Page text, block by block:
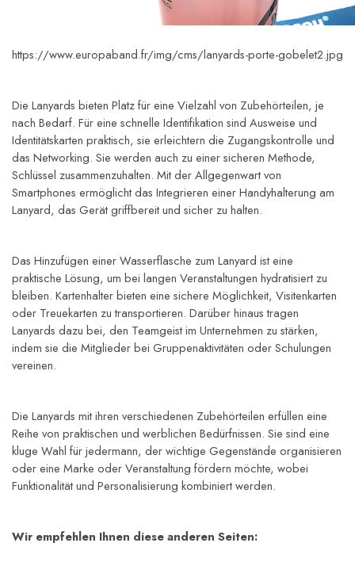
https://www.europaband.fr/img/cms/lanyards-porte-gobelet2.jpg
Die Lanyards bieten Platz für eine Vielzahl von Zubehörteilen, je
nach Bedarf. Für eine schnelle Identifikation sind Ausweise und
Identitätskarten praktisch, sie erleichtern die Zugangskontrolle und
das Networking. Sie werden auch zu einer sicheren Methode,
Schlüssel zusammenzuhalten. Mit der Allgegenwart von
Smartphones ermöglicht das Integrieren einer Handyhalterung am
Lanyard, das Gerät griffbereit und sicher zu halten.
Das Hinzufügen einer Wasserflasche zum Lanyard ist eine
praktische Lösung, um bei langen Veranstaltungen hydratisiert zu
bleiben. Kartenhalter bieten eine sichere Möglichkeit, Visitenkarten
oder Treuekarten zu transportieren. Darüber hinaus tragen
Lanyards dazu bei, den Teamgeist im Unternehmen zu stärken,
indem sie die Mitglieder bei Gruppenaktivitäten oder Schulungen
vereinen.
Die Lanyards mit ihren verschiedenen Zubehörteilen erfüllen eine
Reihe von praktischen und werblichen Bedürfnissen. Sie sind eine
kluge Wahl für jedermann, der wichtige Gegenstände organisieren
oder eine Marke oder Veranstaltung fördern möchte, wobei
Funktionalität und Personalisierung kombiniert werden.
Wir empfehlen Ihnen diese anderen Seiten: